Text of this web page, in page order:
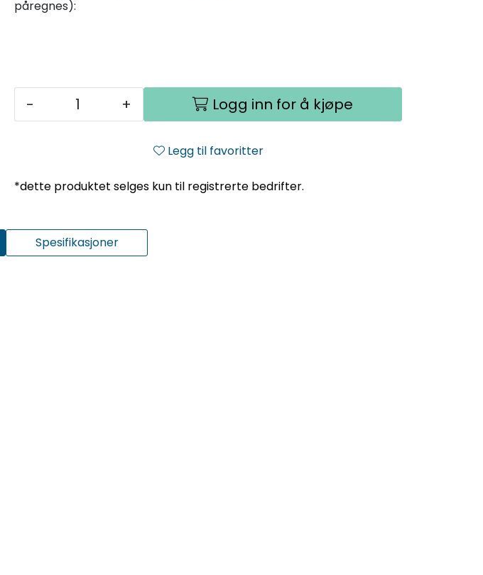
påregnes):
- + Logg inn for å kjøpe
Legg til favoritter
*dette produktet selges kun til registrerte bedrifter.
Spesifikasjoner